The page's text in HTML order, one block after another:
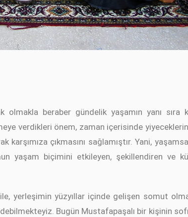
olmakla beraber gündelik yaşamın yanı sıra
verdikleri önem, zaman içerisinde
çıkmasını sağlamıştır. Yani,
yaşam biçimini etkileyen, şekillendiren ve
yerleşimin yüzyıllar içinde gelişen somut
Bugün Mustafapaşalı bir kişinin